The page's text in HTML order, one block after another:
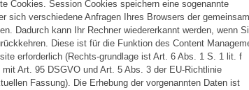
Cookies. Session Cookies speichern eine sogenannte
sich verschiedene Anfragen Ihres Browsers der
Dadurch kann Ihr Rechner wiedererkannt werden, wenn
Diese ist für die Funktion des Content
erforderlich (Rechts-grundlage ist Art. 6 Abs. 1 S. 1 lit. f
mit Art. 95 DSGVO und Art. 5 Abs. 3 der EU-Richtlinie
Fassung). Die Erhebung der vorgenannten Daten ist